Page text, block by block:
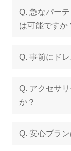
Q. 急なパー
は可能ですか
Q. 事前にド
Q. アクセサ
か？
Q. 安心プラ